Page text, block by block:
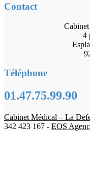
Contact
4
Téléphone
01.47.75.99.90
Cabinet Médical – La
342 423 167 - EOS